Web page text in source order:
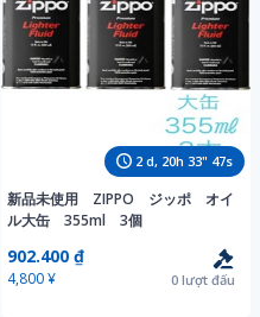
2 d, 20h 33" 46s
新品未使用 ZIPPO ジッポ オイ
ル大缶 355ml 3個
902.400 ₫
4,800 ¥ 0 lượt đấu